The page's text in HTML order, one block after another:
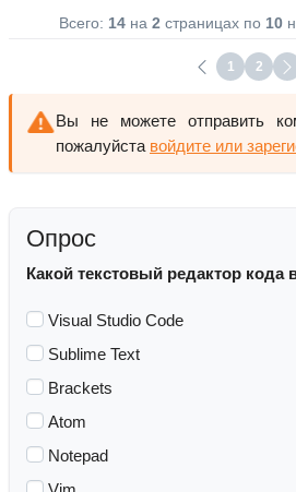
Всего: 14на 2страницах по 10
1 2
Вы не можете отправить
пожалуйста войдите или
Опрос
Какой текстовый редактор кода
Visual Studio Code
Sublime Text
Brackets
Atom
Notepad